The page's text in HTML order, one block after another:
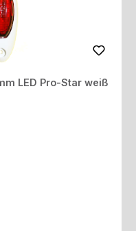
LED Pro-Star weiß